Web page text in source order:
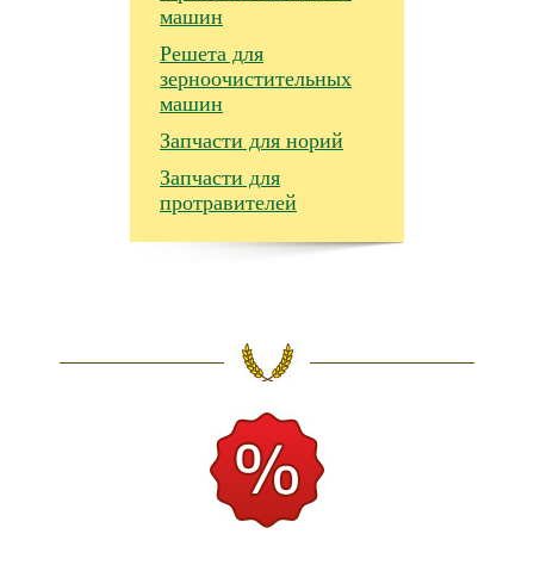
машин
Решета для
зерноочистительных
машин
Запчасти для норий
Запчасти для
протравителей